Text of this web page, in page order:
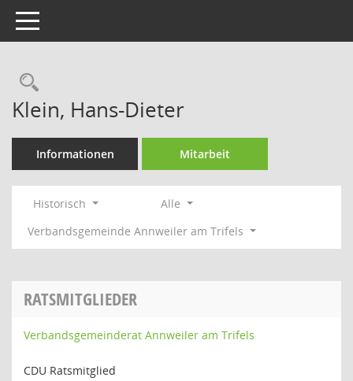
Toggle navigation
Rechercheauswahl
Klein, Hans-Dieter
Informationen Mitarbeit
Historisch
Alle
Verbandsgemeinde Annweiler am Trifels
RATSMITGLIEDER
Verbandsgemeinderat Annweiler am Trifels
CDU Ratsmitglied